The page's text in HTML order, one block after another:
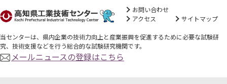
お問い合わせ
アクセス
サイトマップ
当センターは、県内企業の技術力向上と産業振興を促進するために必要な試験研
究、技術支援などを行う総合的な試験研究機関です。
メールニュースの登録はこちら